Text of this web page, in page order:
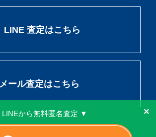
LINE 査定はこちら
メール査定はこちら
LINEから無料匿名査定 ▼ ×